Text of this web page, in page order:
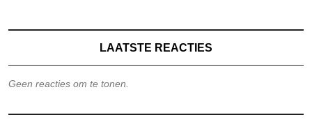
LAATSTE REACTIES
Geen reacties om te tonen.